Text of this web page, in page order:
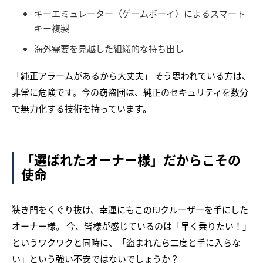
キーエミュレーター（ゲームボーイ）によるスマート
キー複製
海外需要を見越した組織的な持ち出し
「純正アラームがあるから大丈夫」 そう思われている方は、
非常に危険です。今の窃盗団は、純正のセキュリティを数分
で無力化する技術を持っています。
「選ばれたオーナー様」だからこその
使命
狭き門をくぐり抜け、幸運にもこのFJクルーザーを手にした
オーナー様。 今、皆様が感じているのは「早く乗りたい！」
というワクワクと同時に、「盗まれたら二度と手に入らな
い」という強い不安ではないでしょうか？